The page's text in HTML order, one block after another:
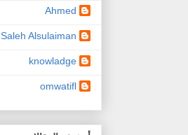
Ahmed
Saleh Alsulaiman
knowladge
omwatifl